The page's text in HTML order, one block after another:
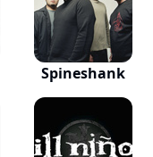
Spineshank